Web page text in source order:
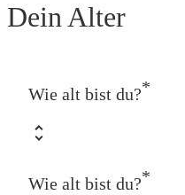
Dein Alter
Wie alt bist du?*
Wie alt bist du?*